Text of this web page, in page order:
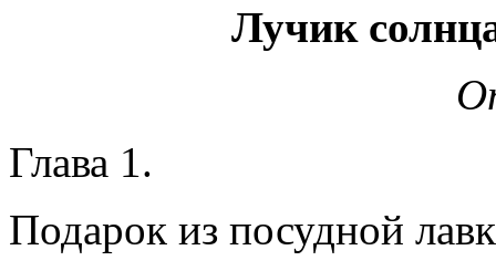
Лучик
Глава 1.
Подарок из посудной